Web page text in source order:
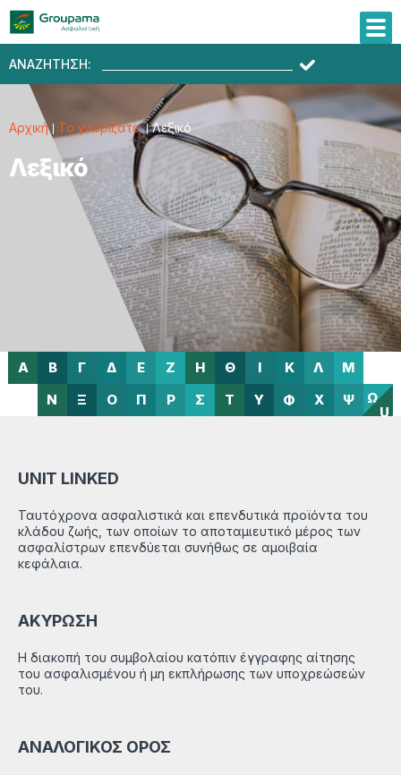
ΑΝΑΖΗΤΗΣΗ:
Αρχική Το γνωρίζατε; Λεξικό
Λεξικό
Α Β Γ Δ Ε Ζ Η Θ Ι Κ Λ
Μ
Ν
Ξ Ο Π Ρ Σ Τ Υ Φ Χ Ψ
Ω
U
UNIT LINKED
Ταυτόχρονα ασφαλιστικά και επενδυτικά προϊόντα του
κλάδου ζωής, των οποίων το αποταμιευτικό μέρος των
ασφαλίστρων επενδύεται συνήθως σε αμοιβαία
κεφάλαια.
ΑΚΥΡΩΣΗ
Η διακοπή του συμβολαίου κατόπιν έγγραφης αίτησης
του ασφαλισμένου ή μη εκπλήρωσης των υποχρεώσεών
του.
ΑΝΑΛΟΓΙΚΟΣ ΟΡΟΣ